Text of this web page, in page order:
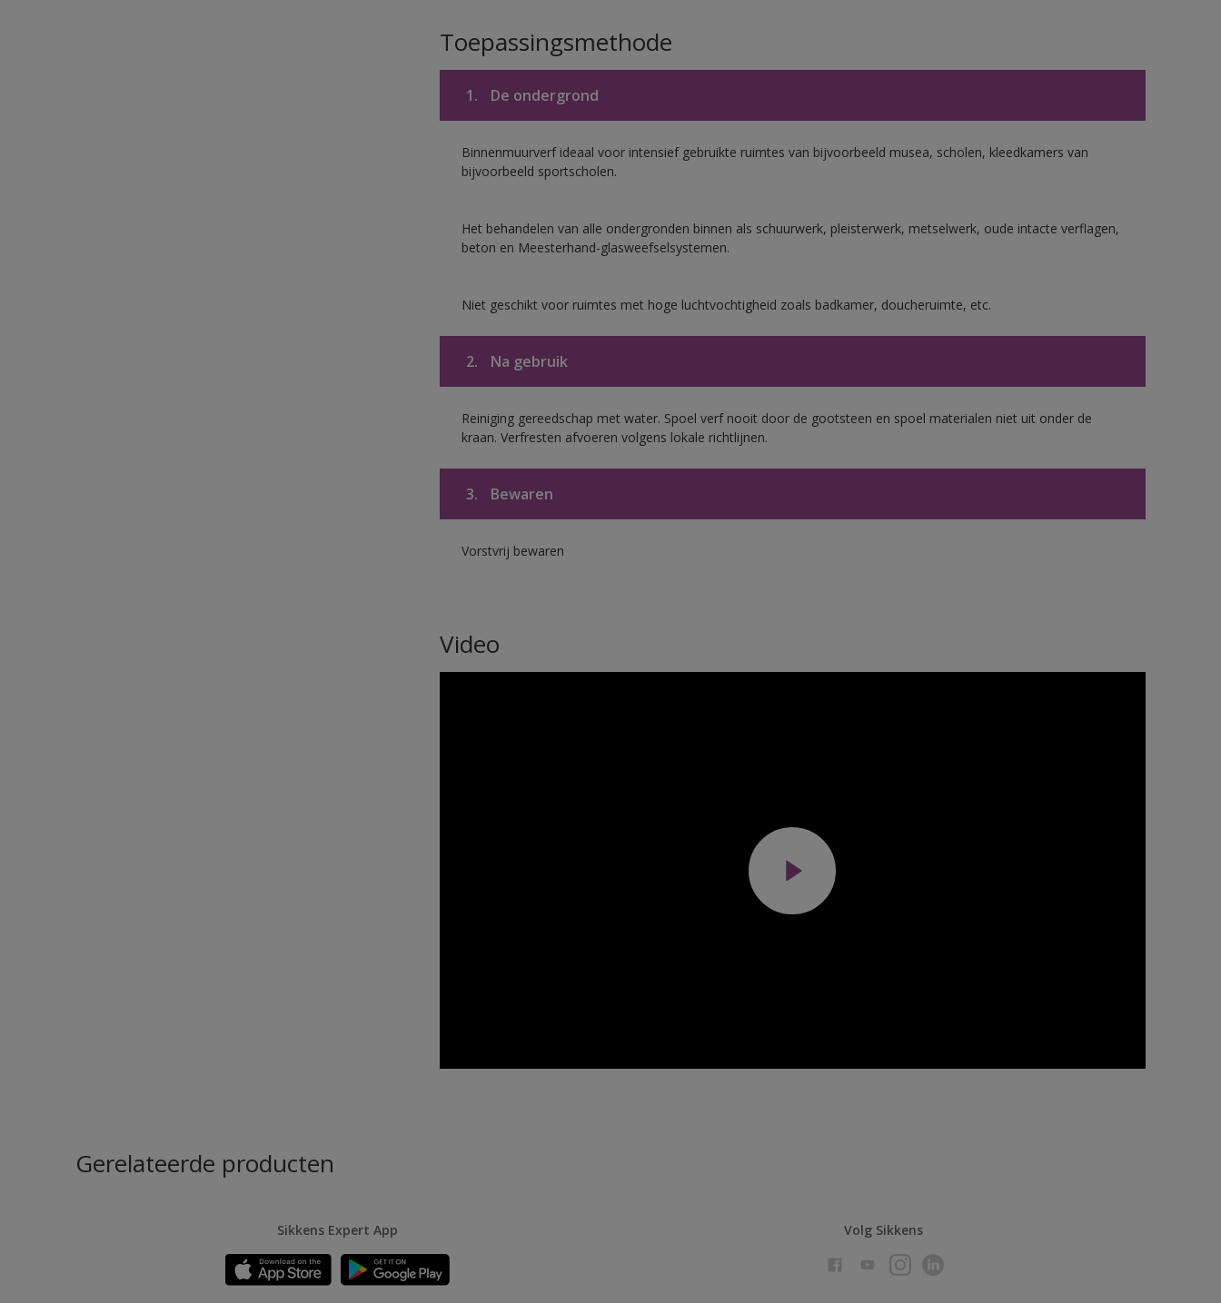
Toepassingsmethode
1. De ondergrond
Binnenmuurverf ideaal voor intensief gebruikte ruimtes van bijvoorbeeld musea, scholen, kleedkamers van
bijvoorbeeld sportscholen.
Het behandelen van alle ondergronden binnen als schuurwerk, pleisterwerk, metselwerk, oude intacte verflagen,
beton en Meesterhand-glasweefselsystemen.
Niet geschikt voor ruimtes met hoge luchtvochtigheid zoals badkamer, doucheruimte, etc.
2. Na gebruik
Reiniging gereedschap met water. Spoel verf nooit door de gootsteen en spoel materialen niet uit onder de
kraan. Verfresten afvoeren volgens lokale richtlijnen.
3. Bewaren
Vorstvrij bewaren
Video
Gerelateerde producten
Sikkens Expert App Volg Sikkens